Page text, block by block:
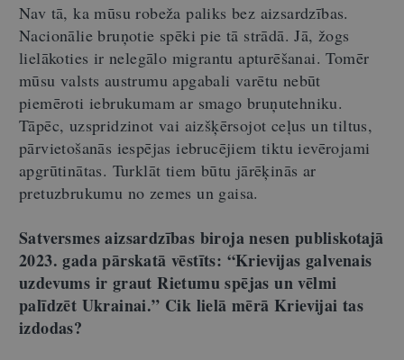
Nav tā, ka mūsu robeža paliks bez aizsardzības.
Nacionālie bruņotie spēki pie tā strādā. Jā, žogs
lielākoties ir nelegālo migrantu apturēšanai. Tomēr
mūsu valsts austrumu apgabali varētu nebūt
piemēroti iebrukumam ar smago bruņutehniku.
Tāpēc, uzspridzinot vai aizšķērsojot ceļus un tiltus,
pārvietošanās iespējas iebrucējiem tiktu ievērojami
apgrūtinātas. Turklāt tiem būtu jārēķinās ar
pretuzbrukumu no zemes un gaisa.
Satversmes aizsardzības biroja nesen publiskotajā
2023. gada pārskatā vēstīts: “Krievijas galvenais
uzdevums ir graut Rietumu spējas un vēlmi
palīdzēt Ukrainai.” Cik lielā mērā Krievijai tas
izdodas?